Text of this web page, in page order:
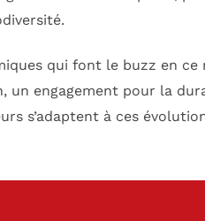
qui font le buzz en
un engagement pour la
s’adaptent à ces